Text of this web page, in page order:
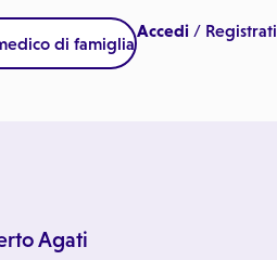
di famiglia
Accedi / Registrati
Agati